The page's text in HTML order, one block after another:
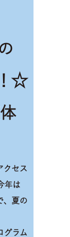
☆
クセス
年は
、夏の
グラム